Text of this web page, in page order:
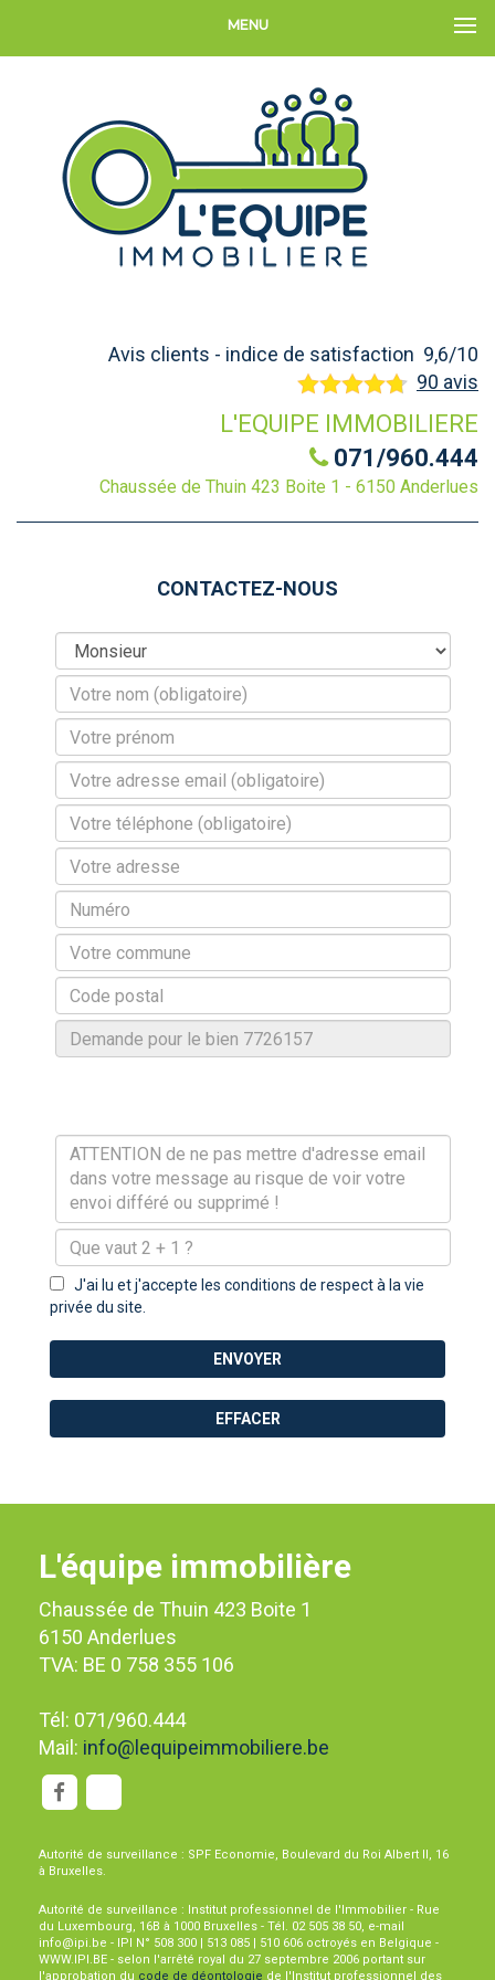
MENU
Avis clients - indice de satisfaction 9,6/10
90 avis
L'EQUIPE IMMOBILIERE
071/960.444
Chaussée de Thuin 423 Boite 1 - 6150 Anderlues
CONTACTEZ-NOUS
J'ai lu et j'accepte les conditions de respect à la vie
privée du site.
ENVOYER
EFFACER
L'équipe immobilière
Chaussée de Thuin 423 Boite 1
6150 Anderlues
TVA: BE 0 758 355 106
Tél: 071/960.444
Mail: info@lequipeimmobiliere.be
Autorité de surveillance : SPF Economie, Boulevard du Roi Albert II, 16
à Bruxelles.
Autorité de surveillance : Institut professionnel de l'Immobilier - Rue
du Luxembourg, 16B à 1000 Bruxelles - Tél. 02 505 38 50, e-mail
info@ipi.be - IPI N° 508 300 | 513 085 | 510 606 octroyés en Belgique -
WWW.IPI.BE - selon l'arrêté royal du 27 septembre 2006 portant sur
l'approbation du code de déontologie de l'Institut professionnel des